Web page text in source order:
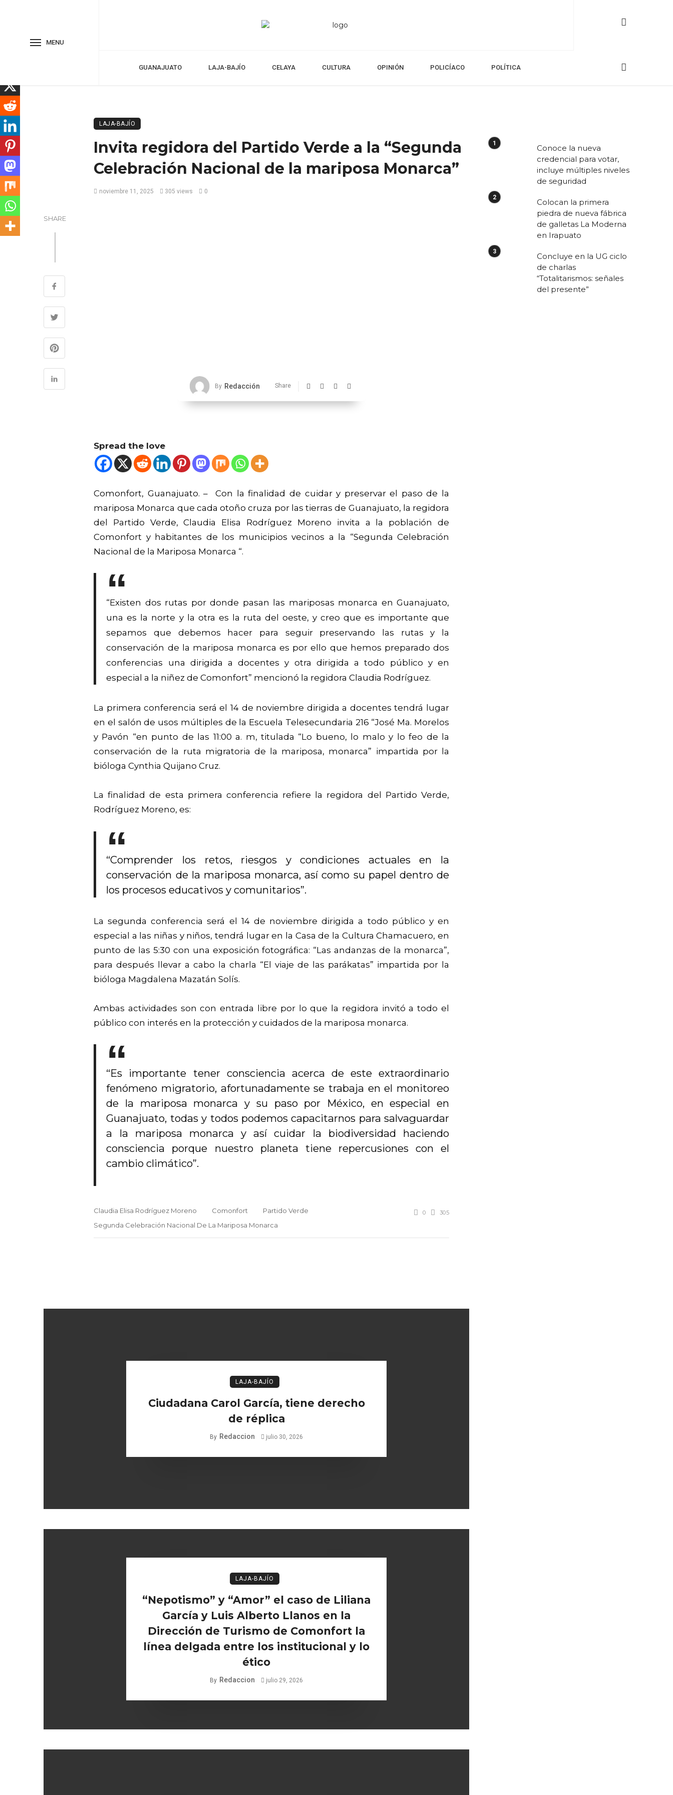
MENU
GUANAJUATO LAJA-BAJÍO CELAYA CULTURA OPINIÓN POLICÍACO POLÍTICA
LAJA-BAJÍO
Invita regidora del Partido Verde a la “Segunda
Celebración Nacional de la mariposa Monarca”
noviembre 11, 2025 305 views 0
SHARE
By Redacción Share
Spread the love
Comonfort, Guanajuato. – Con la finalidad de cuidar y preservar el paso de la
mariposa Monarca que cada otoño cruza por las tierras de Guanajuato, la regidora
del Partido Verde, Claudia Elisa Rodríguez Moreno invita a la población de
Comonfort y habitantes de los municipios vecinos a la “Segunda Celebración
Nacional de la Mariposa Monarca “.
“Existen dos rutas por donde pasan las mariposas monarca en Guanajuato,
una es la norte y la otra es la ruta del oeste, y creo que es importante que
sepamos que debemos hacer para seguir preservando las rutas y la
conservación de la mariposa monarca es por ello que hemos preparado dos
conferencias una dirigida a docentes y otra dirigida a todo público y en
especial a la niñez de Comonfort” mencionó la regidora Claudia Rodríguez.
La primera conferencia será el 14 de noviembre dirigida a docentes tendrá lugar
en el salón de usos múltiples de la Escuela Telesecundaria 216 “José Ma. Morelos
y Pavón “en punto de las 11:00 a. m, titulada “Lo bueno, lo malo y lo feo de la
conservación de la ruta migratoria de la mariposa, monarca” impartida por la
bióloga Cynthia Quijano Cruz.
La finalidad de esta primera conferencia refiere la regidora del Partido Verde,
Rodríguez Moreno, es:
“Comprender los retos, riesgos y condiciones actuales en la
conservación de la mariposa monarca, así como su papel dentro de
los procesos educativos y comunitarios”.
La segunda conferencia será el 14 de noviembre dirigida a todo público y en
especial a las niñas y niños, tendrá lugar en la Casa de la Cultura Chamacuero, en
punto de las 5:30 con una exposición fotográfica: “Las andanzas de la monarca”,
para después llevar a cabo la charla “El viaje de las parákatas” impartida por la
bióloga Magdalena Mazatán Solís.
Ambas actividades son con entrada libre por lo que la regidora invitó a todo el
público con interés en la protección y cuidados de la mariposa monarca.
“Es importante tener consciencia acerca de este extraordinario
fenómeno migratorio, afortunadamente se trabaja en el monitoreo
de la mariposa monarca y su paso por México, en especial en
Guanajuato, todas y todos podemos capacitarnos para salvaguardar
a la mariposa monarca y así cuidar la biodiversidad haciendo
consciencia porque nuestro planeta tiene repercusiones con el
cambio climático”.
Claudia Elisa Rodríguez Moreno Comonfort
Partido Verde
Segunda Celebración Nacional De La Mariposa Monarca
0 305
LAJA-BAJÍO
Ciudadana Carol García, tiene derecho
de réplica
By Redaccion julio 30, 2026
LAJA-BAJÍO
“Nepotismo” y “Amor” el caso de Liliana
García y Luis Alberto Llanos en la
Dirección de Turismo de Comonfort la
línea delgada entre los institucional y lo
ético
By Redaccion julio 29, 2026
Conoce la nueva
credencial para votar,
incluye múltiples niveles
de seguridad
Colocan la primera
piedra de nueva fábrica
de galletas La Moderna
en Irapuato
Concluye en la UG ciclo
de charlas
“Totalitarismos: señales
del presente”